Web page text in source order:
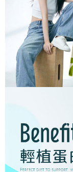
【注意事項】
1.本服務係由「台灣
用戶於交易時，得透
買賣價金債權讓與本
2.基於同意付款使用
資料（包含姓名、電
由本公司與您本人進
3.完整用戶服務條款
２．訂單成立數日內
３．收到繳費通知簡
ATM／網路銀行／等
※ 請注意：結帳手續
購買商品的店家。未
後付繳納相關費用。
※ 交易是否成功請以
是否繳費成功／繳費
客戶支援中心」
１．透過由恩沛科技
易，需依本服務之必
權轉讓予恩沛科技股
２．關於個人資料處
https://aftee.tw/terms/
３．未成年的使用者
「AFTEE先享後付
任。
每筆NT$100，滿
7-11取貨(快速到店)
每筆NT$100，滿
宅配
每筆NT$100，滿